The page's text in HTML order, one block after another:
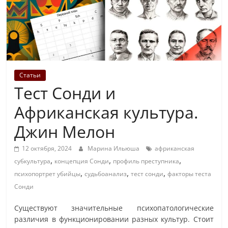
Статьи
Тест Сонди и
Африканская культура.
Джин Мелон
12 октября, 2024 Марина Ильюша
африканская
субкультура, концепция Сонди, профиль преступника,
психопортрет убийцы,судьбоанализ,тест сонди,факторы теста
Сонди
Существуют значительные психопатологические
различия в функционировании разных культур. Стоит